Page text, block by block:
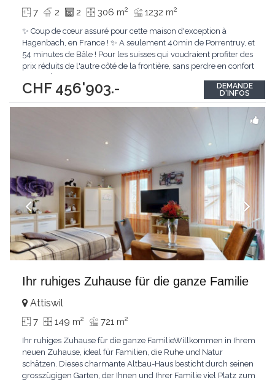
CHF 456'903.-
7 2 2 306 m2 1232 m2
✨ Coup de cœur assuré pour cette maison d'exception à
Hagenbach, en France ! ✨ A seulement 40min de Porrentruy, et
54 minutes de Bâle ! Pour les suisses qui voudraient profiter des
prix réduits de l'autre côté de la frontière, sans perdre en confort
gamme ? Je vous présente cette magnifique propriété atypique
d'environ...
DEMANDE
D'INFOS
Ihr ruhiges Zuhause für die ganze Familie
Attiswil
7 149 m2 721 m2
Ihr ruhiges Zuhause für die ganze FamilieWillkommen in Ihrem
neuen Zuhause, ideal für Familien, die Ruhe und Natur
schätzen. Dieses charmante Altbau-Haus besticht durch seinen
grosszügigen Garten, der Ihnen und Ihrer Familie viel Platz zum